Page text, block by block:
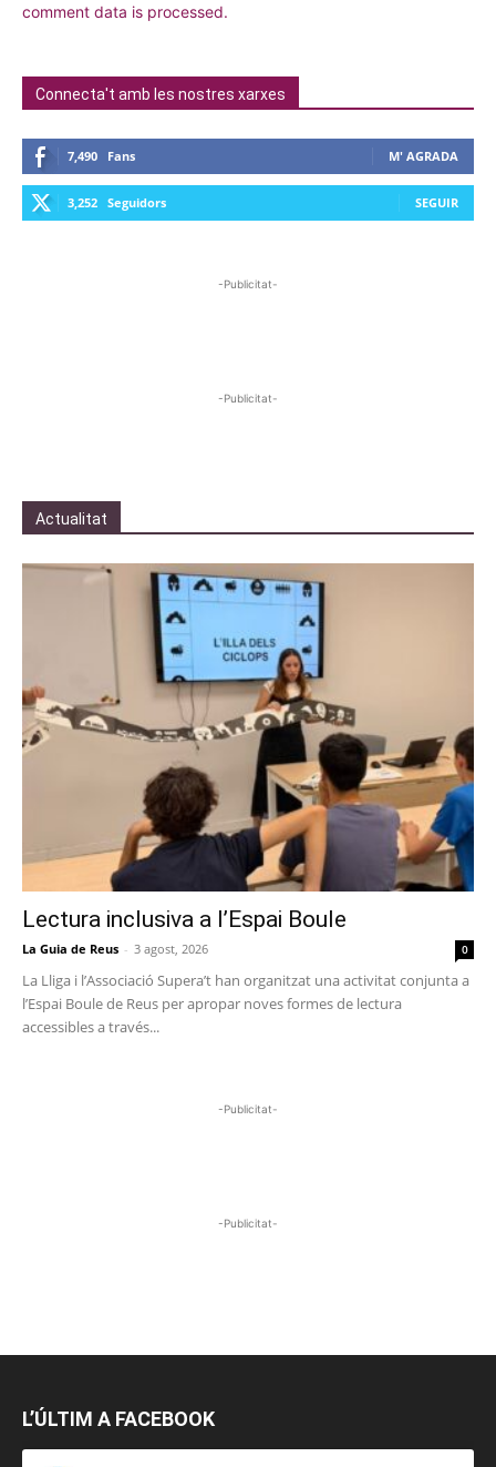
comment data is processed.
Connecta't amb les nostres xarxes
7,490 Fans M' AGRADA
3,252 Seguidors SEGUIR
-Publicitat-
-Publicitat-
Actualitat
Lectura inclusiva a l’Espai Boule
La Guia de Reus - 3 agost, 2026 0
La Lliga i l’Associació Supera’t han organitzat una activitat conjunta a
l’Espai Boule de Reus per apropar noves formes de lectura
accessibles a través...
-Publicitat-
-Publicitat-
L’ÚLTIM A FACEBOOK